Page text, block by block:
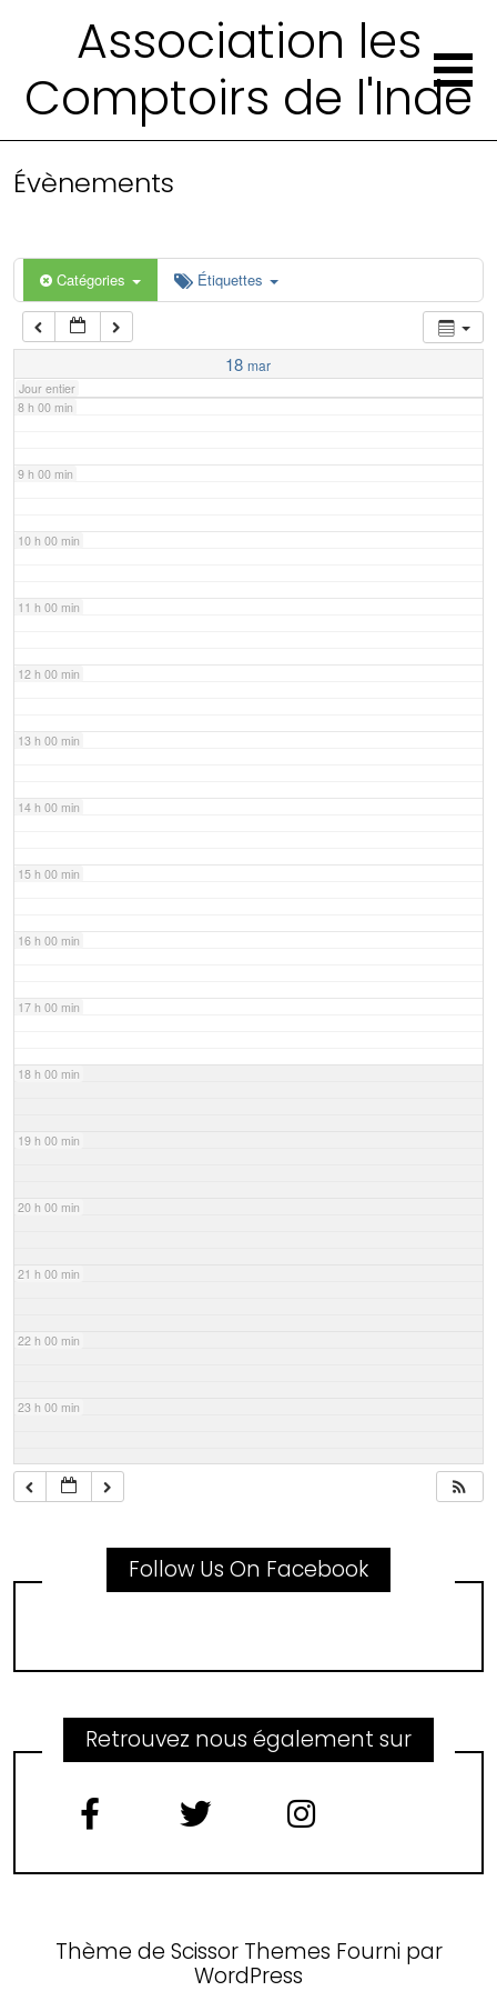
Association les
Comptoirs de l'Inde
Évènements
Catégories Étiquettes
18 mar
Jour entier
4 h 00 min
6 h 00 min
7 h 00 min
8 h 00 min
9 h 00 min
10 h 00 min
11 h 00 min
12 h 00 min
13 h 00 min
14 h 00 min
15 h 00 min
16 h 00 min
17 h 00 min
18 h 00 min
19 h 00 min
20 h 00 min
21 h 00 min
22 h 00 min
23 h 00 min
Follow Us On Facebook
Retrouvez nous également sur
Thème de Scissor Themes Fourni par
WordPress